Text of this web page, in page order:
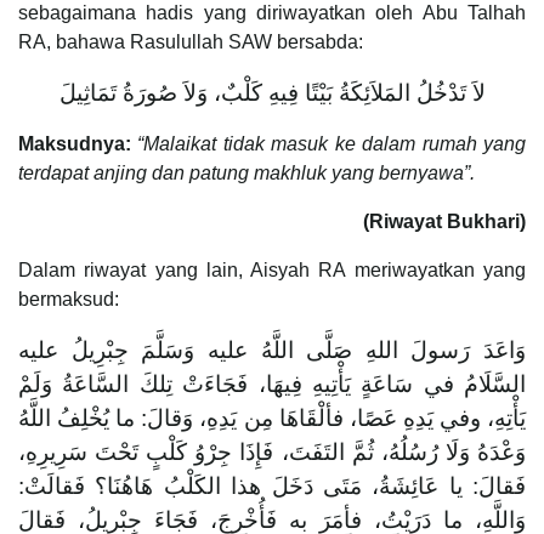
sebagaimana hadis yang diriwayatkan oleh Abu Talhah
RA, bahawa Rasulullah SAW bersabda:
لاَ تَدْخُلُ المَلاَئِكَةُ بَيْتًا فِيهِ كَلْبٌ، وَلاَ صُورَةُ تَمَاثِيلَ
Maksudnya: “Malaikat tidak masuk ke dalam rumah yang
terdapat anjing dan patung makhluk yang bernyawa”.
(Riwayat Bukhari)
Dalam riwayat yang lain, Aisyah RA meriwayatkan yang
bermaksud:
وَاعَدَ رَسولَ اللهِ صَلَّى اللَّهُ عليه وَسَلَّمَ جِبْرِيلُ عليه
السَّلَامُ في سَاعَةٍ يَأْتِيهِ فِيهَا، فَجَاءَتْ تِلكَ السَّاعَةُ وَلَمْ
يَأْتِهِ، وفي يَدِهِ عَصًا، فألْقَاهَا مِن يَدِهِ، وَقالَ: ما يُخْلِفُ اللَّهُ
وَعْدَهُ وَلَا رُسُلُهُ، ثُمَّ التَفَتَ، فَإِذَا جِرْوُ كَلْبٍ تَحْتَ سَرِيرِهِ،
فَقالَ: يا عَائِشَةُ، مَتَى دَخَلَ هذا الكَلْبُ هَاهُنَا؟ فَقالَتْ:
وَاللَّهِ، ما دَرَيْتُ، فأمَرَ به فَأُخْرِجَ، فَجَاءَ جِبْرِيلُ، فَقالَ